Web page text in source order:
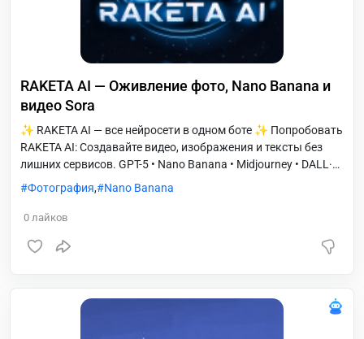
RAKETA AI — Оживление фото, Nano Banana и
видео Sora
✨ RAKETA AI — все нейросети в одном боте ✨ Попробовать
RAKETA AI: Создавайте видео, изображения и тексты без
лишних сервисов. GPT-5 • Nano Banana • Midjourney • DALL·E
• Stable Diffusion и другие — уже внутри. ⚡️ Мгновенный
запуск без настроек Бесплатные токены — попробуйте
сразу Весь функционал в одном интерфейсе
Фотография, Nano Banana
0 лайков